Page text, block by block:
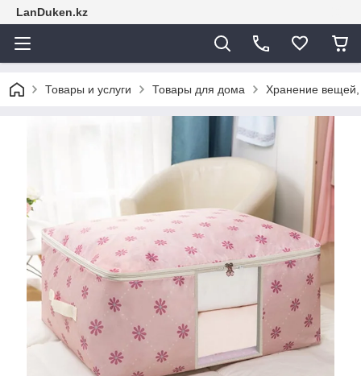
LanDuken.kz
Товары и услуги Товары для дома Хранение вещей,